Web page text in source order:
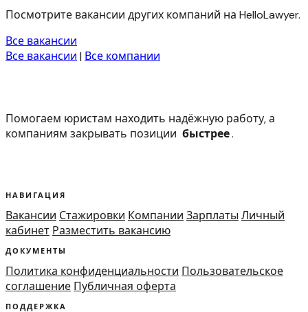
Посмотрите вакансии других компаний на HelloLawyer.
Все вакансии
Все вакансии | Все компании
Помогаем юристам находить надёжную работу, а
компаниям закрывать позиции быстрее.
НАВИГАЦИЯ
Вакансии Стажировки Компании Зарплаты Личный
кабинет Разместить вакансию
ДОКУМЕНТЫ
Политика конфиденциальности Пользовательское
соглашение Публичная оферта
ПОДДЕРЖКА